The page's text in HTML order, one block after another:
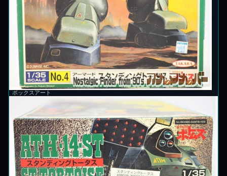
ボックスアート